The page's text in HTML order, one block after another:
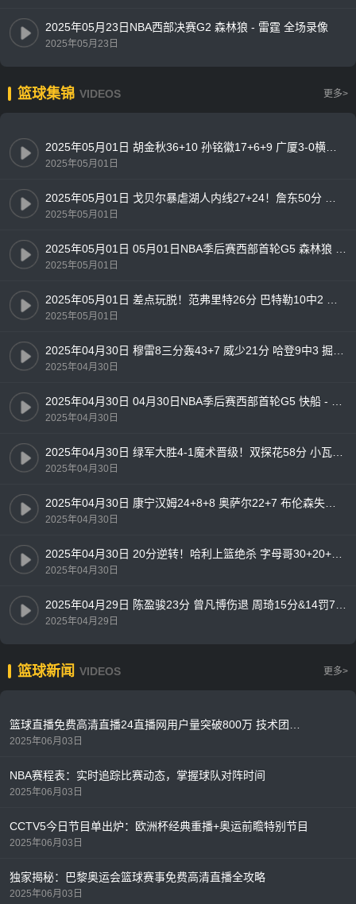
2025年05月23日NBA西部决赛G2 森林狼 - 雷霆 全场录像
2025年05月23日
篮球集锦 VIDEOS 更多>
2025年05月01日
2025年05月01日
2025年05月01日
2025年05月01日
2025年04月30日
2025年04月30日
2025年04月30日
2025年04月30日
2025年04月30日
2025年04月29日
篮球新闻 VIDEOS 更多>
2025年06月03日
NBA赛程表：实时追踪比赛动态，掌握球队对阵时间
2025年06月03日
CCTV5今日节目单出炉：欧洲杯经典重播+奥运前瞻特别节目
2025年06月03日
独家揭秘：巴黎奥运会篮球赛事免费高清直播全攻略
2025年06月03日